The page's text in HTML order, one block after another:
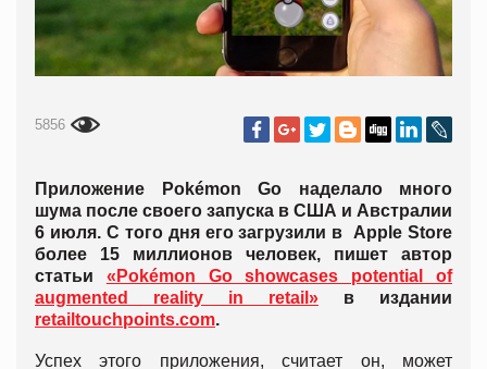
5856
Приложение Pokémon Go наделало много
шума после своего запуска в США и Австралии
6 июля. С того дня его загрузили в Apple Store
более 15 миллионов человек, пишет автор
статьи «Pokémon Go showcases potential of
augmented reality in retail» в издании
retailtouchpoints.com.
Успех этого приложения, считает он, может